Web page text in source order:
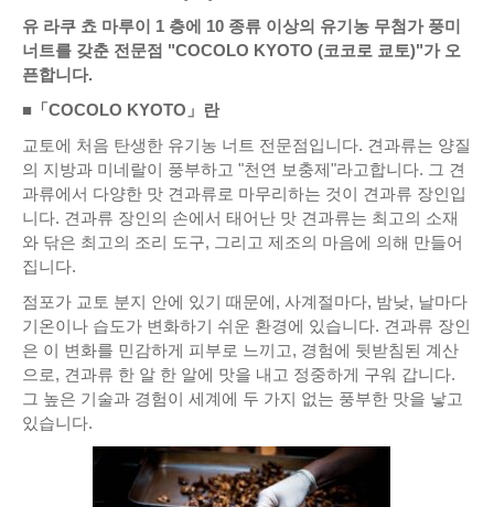
유 라쿠 쵸 마루이 1 층에 10 종류 이상의 유기농 무첨가 풍미
너트를 갖춘 전문점 "COCOLO KYOTO (코코로 쿄토)"가 오
픈합니다.
■「COCOLO KYOTO」란
교토에 처음 탄생한 유기농 너트 전문점입니다. 견과류는 양질
의 지방과 미네랄이 풍부하고 "천연 보충제"라고합니다. 그 견
과류에서 다양한 맛 견과류로 마무리하는 것이 견과류 장인입
니다. 견과류 장인의 손에서 태어난 맛 견과류는 최고의 소재
와 닦은 최고의 조리 도구, 그리고 제조의 마음에 의해 만들어
집니다.
점포가 교토 분지 안에 있기 때문에, 사계절마다, 밤낮, 날마다
기온이나 습도가 변화하기 쉬운 환경에 있습니다. 견과류 장인
은 이 변화를 민감하게 피부로 느끼고, 경험에 뒷받침된 계산
으로, 견과류 한 알 한 알에 맛을 내고 정중하게 구워 갑니다.
그 높은 기술과 경험이 세계에 두 가지 없는 풍부한 맛을 낳고
있습니다.